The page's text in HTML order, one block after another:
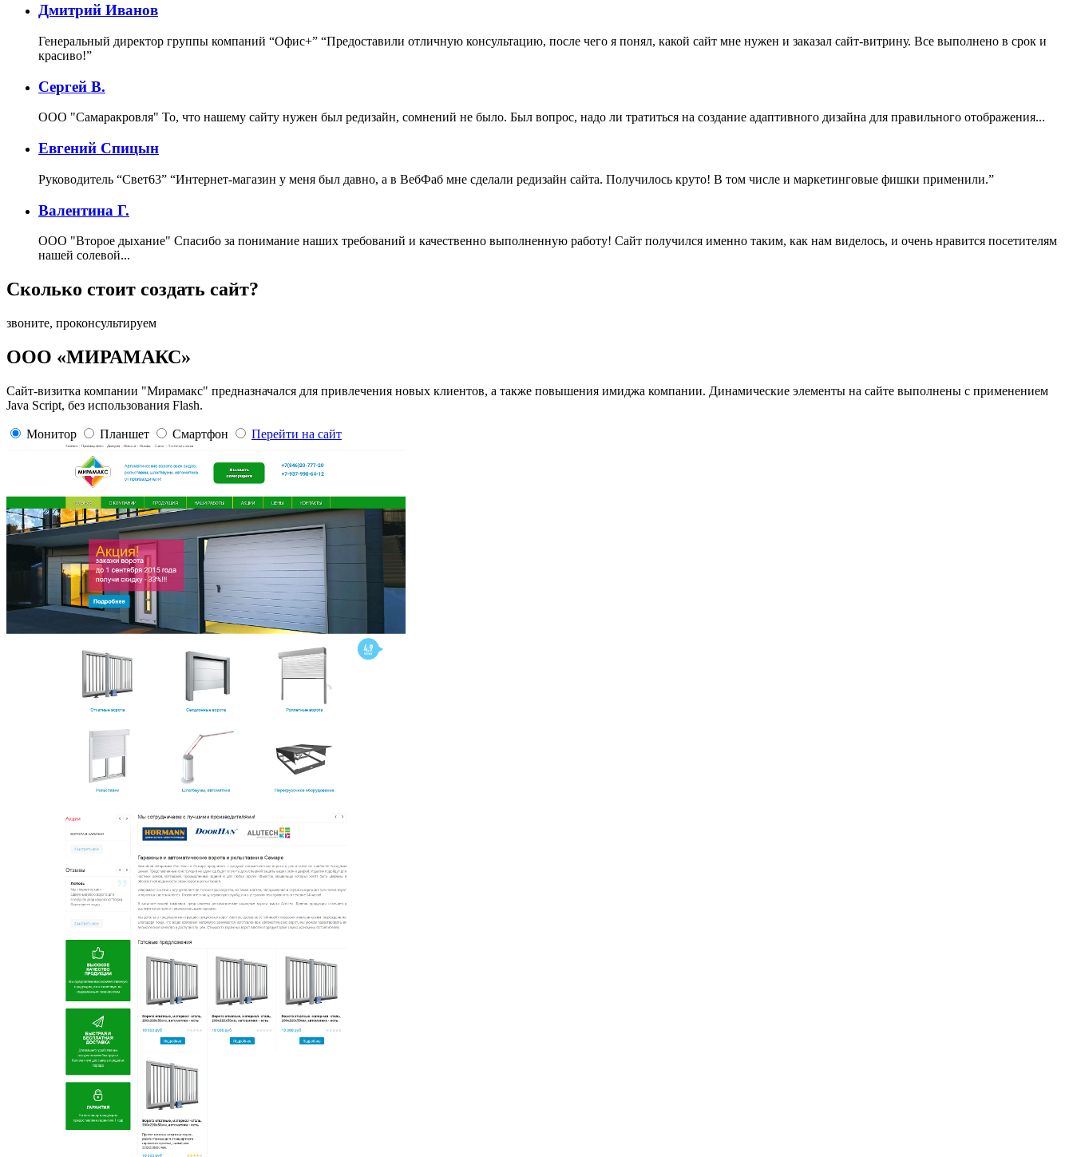
Дмитрий Иванов
Генеральный директор группы компаний “Офис+” “Предоставили отличную консультацию, после чего я понял, какой сайт мне нужен и заказал сайт-витрину. Все выполнено в срок и
красиво!”
Сергей В.
ООО "Самаракровля" То, что нашему сайту нужен был редизайн, сомнений не было. Был вопрос, надо ли тратиться на создание адаптивного дизайна для правильного отображения...
Евгений Спицын
Руководитель “Свет63” “Интернет-магазин у меня был давно, а в ВебФаб мне сделали редизайн сайта. Получилось круто! В том числе и маркетинговые фишки применили.”
Валентина Г.
ООО "Второе дыхание" Спасибо за понимание наших требований и качественно выполненную работу! Сайт получился именно таким, как нам виделось, и очень нравится посетителям
нашей солевой...
Сколько стоит создать сайт?
звоните, проконсультируем
ООО «МИРАМАКС»
Сайт-визитка компании "Мирамакс" предназначался для привлечения новых клиентов, а также повышения имиджа компании. Динамические элементы на сайте выполнены с применением
Java Script, без использования Flash.
Монитор Планшет Смартфон Перейти на сайт